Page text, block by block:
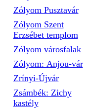
Zólyom Pusztavár
Zólyom Szent
Erzsébet templom
Zólyom városfalak
Zólyom: Anjou-vár
Zrínyi-Újvár
Zsámbék: Zichy
kastély